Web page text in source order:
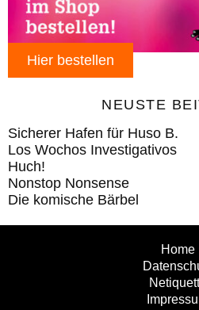
Hier bestellen
NEUSTE
Sicherer Hafen für Huso B.
Los Wochos Investigativos
Huch!
Nonstop Nonsense
Die komische Bärbel
Home